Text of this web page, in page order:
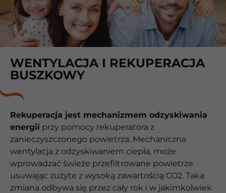
WENTYLACJA I REKUPERACJA
BUSZKOWY
Rekuperacja jest mechanizmem odzyskiwania
energii przy pomocy rekuperatora z
zanieczyszczonego powietrza. Mechaniczna
wentylacja z odzyskiwaniem ciepła, może
wprowadzać świeże przefiltrowane powietrze
usuwając zużyte z wysoką zawartością CO2. Taka
zmiana odbywa się przez cały rok i w jakimkolwiek